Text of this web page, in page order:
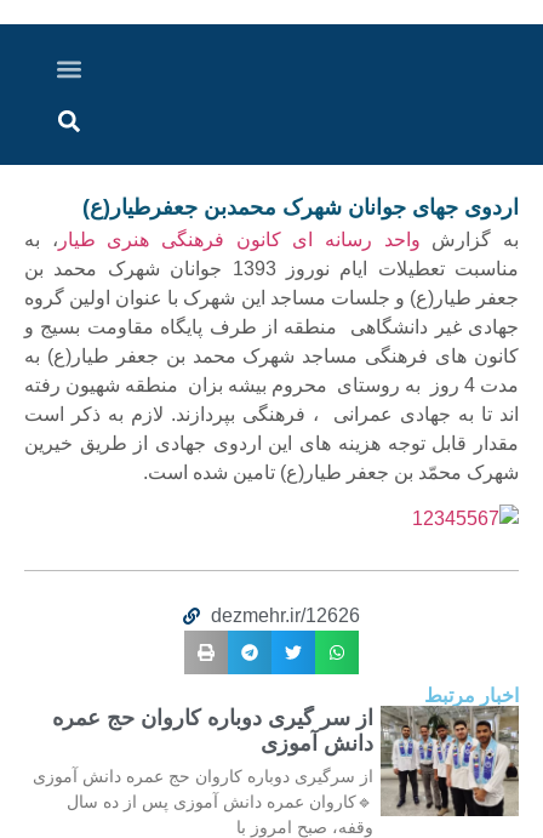
اردوی جهای جوانان شهرک محمدبن جعفرطیار(ع)
به گزارش واحد رسانه ای کانون فرهنگی هنری طیار ، به
مناسبت تعطیلات ایام نوروز 1393 جوانان شهرک محمد بن
جعفر طیار(ع) و جلسات مساجد این شهرک با عنوان اولین گروه
جهادی غیر دانشگاهی منطقه از طرف پایگاه مقاومت بسیج و
کانون های فرهنگی مساجد شهرک محمد بن جعفر طیار(ع) به
مدت 4 روز به روستای محروم بیشه بزان منطقه شهیون رفته
اند تا به جهادی عمرانی ، فرهنگی بپردازند. لازم به ذکر است
مقدار قابل توجه هزینه های این اردوی جهادی از طریق خیرین
شهرک محمّد بن جعفر طیار(ع) تامین شده است.
dezmehr.ir/12626
اخبار مرتبط
از سر گیری دوباره کاروان حج عمره
دانش آموزی
از سرگیری دوباره کاروان حج عمره دانش آموزی
🔹کاروان عمره دانش آموزی پس از ده سال
وقفه، صبح امروز با